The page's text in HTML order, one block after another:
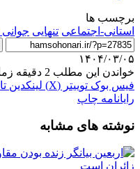
برچسب ها
استانی-اجتماعی تنهایی
۱۴۰۴/۰۳/۰۵
خواندن این مطلب 2 دقیقه زمان میبرد
فیس بوک توییتر (X) لینکدین
رایانامه چاپ
نوشته های مشابه